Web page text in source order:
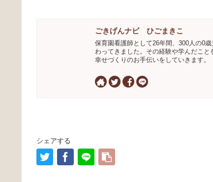
ごきげんナビ ひごまきこ
保育園看護師として26年間、300人の0
わってきました。その経験や学んだこと
幸せづくりのお手伝いをしていきます。
シェアする